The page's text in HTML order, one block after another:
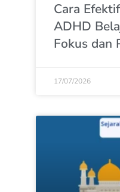
Cara
ADHD
Fokus dan
17/07/2026